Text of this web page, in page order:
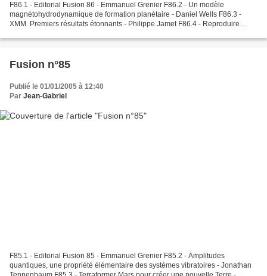
F86.1 - Editorial Fusion 86 - Emmanuel Grenier F86.2 - Un modèle
magnétohydrodynamique de formation planétaire - Daniel Wells F86.3 -
XMM. Premiers résultats étonnants - Philippe Jamet F86.4 - Reproduire
Fusion n°85
Publié le 01/01/2005 à 12:40
Par Jean-Gabriel
F85.1 - Editorial Fusion 85 - Emmanuel Grenier F85.2 - Amplitudes
quantiques, une propriété élémentaire des systèmes vibratoires - Jonathan